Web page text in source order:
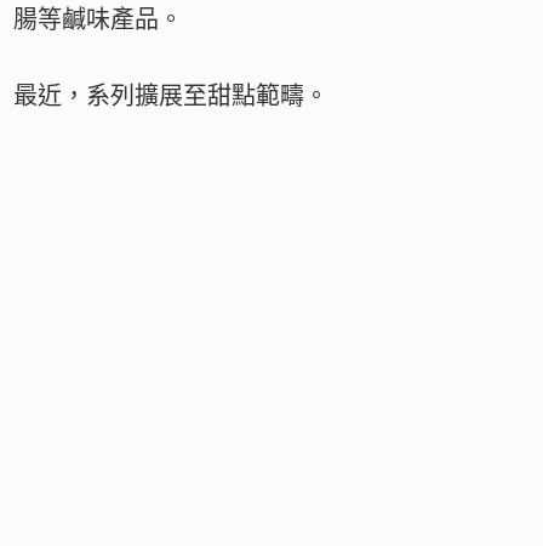
腸等鹹味產品。
最近，系列擴展至甜點範疇。